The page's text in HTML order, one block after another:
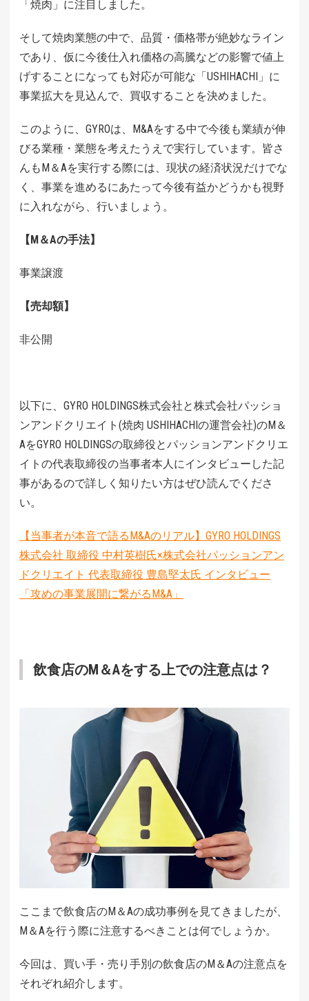
「焼肉」に注目しました。
そして焼肉業態の中で、品質・価格帯が絶妙なライン
であり、仮に今後仕入れ価格の高騰などの影響で値上
げすることになっても対応が可能な「USHIHACHI」に
事業拡大を見込んで、買収することを決めました。
このように、GYROは、M&Aをする中で今後も業績が伸
びる業種・業態を考えたうえで実行しています。皆さ
んもM＆Aを実行する際には、現状の経済状況だけでな
く、事業を進めるにあたって今後有益かどうかも視野
に入れながら、行いましょう。
【M＆Aの手法】
事業譲渡
【売却額】
非公開
以下に、GYRO HOLDINGS株式会社と株式会社パッショ
ンアンドクリエイト(焼肉 USHIHACHIの運営会社)のM＆
AをGYRO HOLDINGSの取締役とパッションアンドクリエ
イトの代表取締役の当事者本人にインタビューした記
事があるので詳しく知りたい方はぜひ読んでくださ
い。
【当事者が本音で語るM&Aのリアル】GYRO HOLDINGS
株式会社 取締役 中村英樹氏×株式会社パッションアン
ドクリエイト 代表取締役 豊島堅太氏 インタビュー
「攻めの事業展開に繋がるM&A」
飲食店のM＆Aをする上での注意点は？
ここまで飲食店のM＆Aの成功事例を見てきましたが、
M＆Aを行う際に注意するべきことは何でしょうか。
今回は、買い手・売り手別の飲食店のM＆Aの注意点を
それぞれ紹介します。